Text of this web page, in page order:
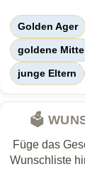
Golden Ager
goldene Mitte
junge Eltern
🗳️
Füge das
Wunschliste